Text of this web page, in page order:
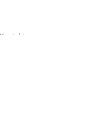
Kontakt